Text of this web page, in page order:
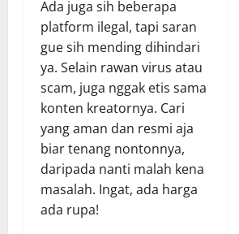
Ada juga sih beberapa
platform ilegal, tapi saran
gue sih mending dihindari
ya. Selain rawan virus atau
scam, juga nggak etis sama
konten kreatornya. Cari
yang aman dan resmi aja
biar tenang nontonnya,
daripada nanti malah kena
masalah. Ingat, ada harga
ada rupa!